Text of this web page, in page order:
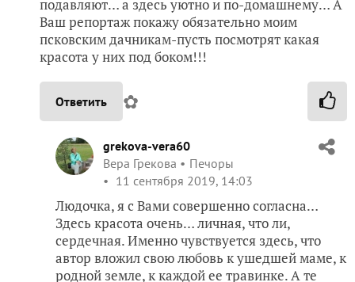
grekova-vera60
Вера Грекова
Печоры
11 сентября 2019, 14:03
Людочка, я с Вами совершенно согласна…
Здесь красота очень… личная, что ли,
сердечная. Именно чувствуется здесь, что
автор вложил свою любовь к ушедшей маме, к
родной земле, к каждой ее травинке. А те
парки хоть и красивые и вызывают восторг, а
следа в душе такого не оставляют, правда.
Обязательно покажите…
Ответить ✿ 1Спасибо!